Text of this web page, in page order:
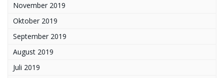
November 2019
Oktober 2019
September 2019
August 2019
Juli 2019